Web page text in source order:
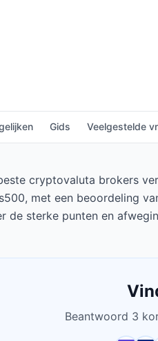
Gids Veelgestelde
cryptovaluta brokers
met een beoordeling
de sterke punten en
Beantwoord 3